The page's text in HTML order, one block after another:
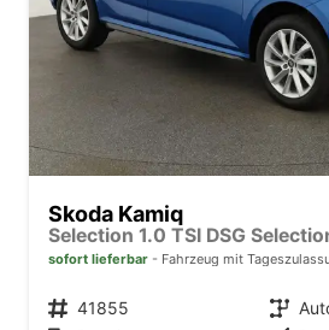
Skoda Kamiq
sofort lieferbar Fahrzeug mit
Fahrzeugnr. 41855 Getriebe